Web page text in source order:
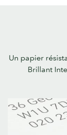
Un papier
Brillant